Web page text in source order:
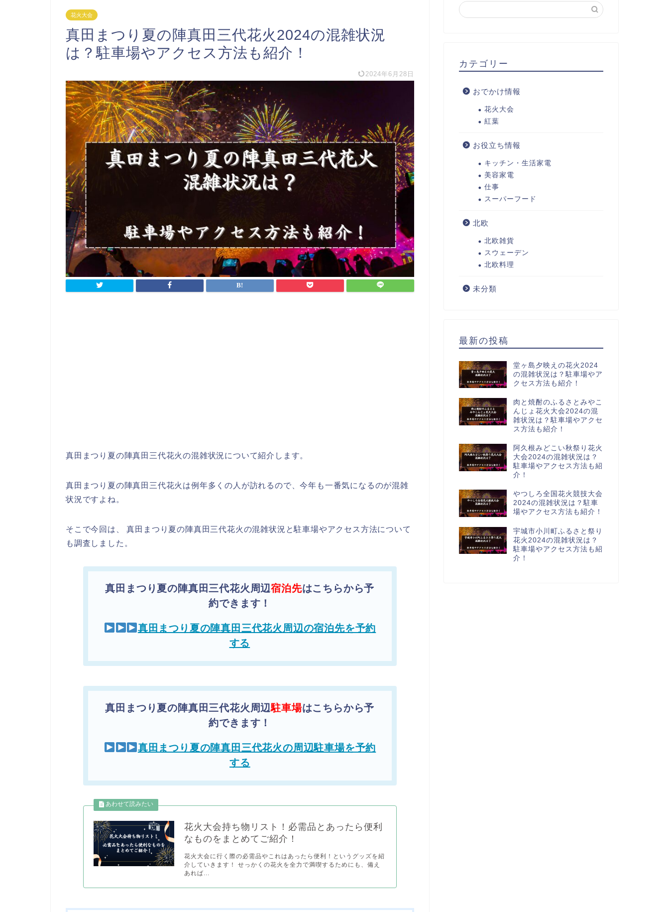
花火大会
真田まつり夏の陣真田三代花火2024の混雑状況
は？駐車場やアクセス方法も紹介！
2024年6月28日
真田まつり夏の陣真田三代花火の混雑状況について紹介します。
真田まつり夏の陣真田三代花火は例年多くの人が訪れるので、今年も一番気になるのが混雑
状況ですよね。
そこで今回は、 真田まつり夏の陣真田三代花火の混雑状況と駐車場やアクセス方法について
も調査しました。
真田まつり夏の陣真田三代花火周辺宿泊先はこちらから予
約できます！
真田まつり夏の陣真田三代花火周辺の宿泊先を予約
する
真田まつり夏の陣真田三代花火周辺駐車場はこちらから予
約できます！
真田まつり夏の陣真田三代花火の周辺駐車場を予約
する
花火大会持ち物リスト！必需品とあったら便利
なものをまとめてご紹介！
花火大会に行く際の必需品やこれはあったら便利！というグッズを紹
介していきます！ せっかくの花火を全力で満喫するためにも、備え
あれば...
カテゴリー
おでかけ情報
花火大会
紅葉
お役立ち情報
キッチン・生活家電
美容家電
仕事
スーパーフード
北欧
北欧雑貨
スウェーデン
北欧料理
未分類
最新の投稿
堂ヶ島夕映えの花火2024
の混雑状況は？駐車場やア
クセス方法も紹介！
肉と焼酎のふるさとみやこ
んじょ花火大会2024の混
雑状況は？駐車場やアクセ
ス方法も紹介！
阿久根みどこい秋祭り花火
大会2024の混雑状況は？
駐車場やアクセス方法も紹
介！
やつしろ全国花火競技大会
2024の混雑状況は？駐車
場やアクセス方法も紹介！
宇城市小川町ふるさと祭り
花火2024の混雑状況は？
駐車場やアクセス方法も紹
介！